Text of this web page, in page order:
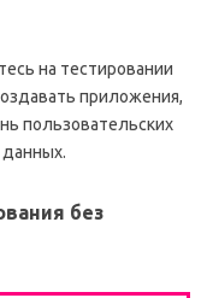
на тестировании
приложения,
пользовательских
без